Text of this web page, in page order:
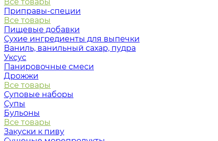
Приправы-специи
Все товары
Пищевые добавки
Сухие ингредиенты для выпечки
Ваниль, ванильный сахар, пудра
Уксус
Панировочные смеси
Дрожжи
Все товары
Суповые наборы
Супы
Бульоны
Все товары
Закуски к пиву